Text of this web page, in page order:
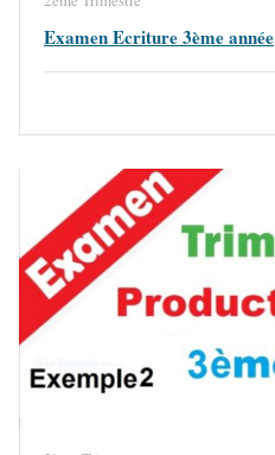
Examen Ecriture 3ème année